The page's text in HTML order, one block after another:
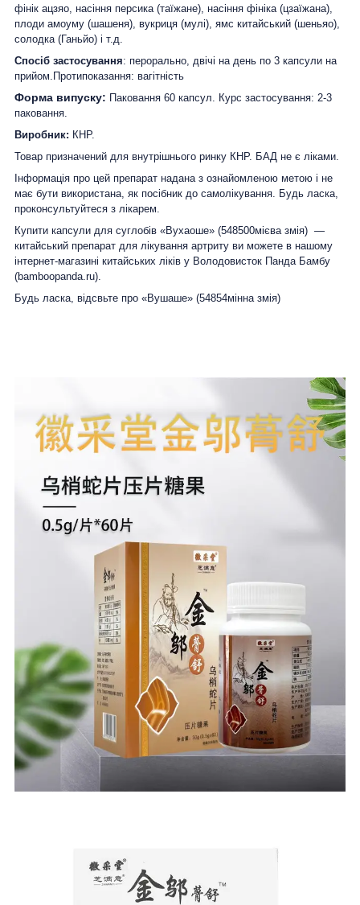
фінік ацзяо, насіння персика (таїжане), насіння фініка (цзаїжана),
плоди амоуму (шашеня), вукриця (мулі), ямс китайський (шеньяо),
солодка (Ганьйо) і т.д.
Спосіб застосування: перорально, двічі на день по 3 капсули на
прийом.Протипоказання: вагітність
Форма випуску: Паковання 60 капсул.
Курс застосування: 2-3
паковання.
Виробник: КНР.
Товар призначений для внутрішнього ринку КНР. БАД не є ліками.
Інформація про цей препарат надана з ознайомленою метою і не
має бути використана, як посібник до самолікування. Будь ласка,
проконсультуйтеся з лікарем.
Купити капсули для суглобів «Вухаоше» (548500мієва змія) —
китайський препарат для лікування артриту ви можете в нашому
інтернет-магазині китайських ліків у Володовисток Панда Бамбу
(bamboopanda.ru).
Будь ласка, відсвьте про «Вушаше» (54854мінна змія)